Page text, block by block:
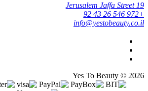
Jerusalem Jaffa Street 19
+972 546 26 43 92
info@yestobeauty.co.il
Yes To Beauty © 2026